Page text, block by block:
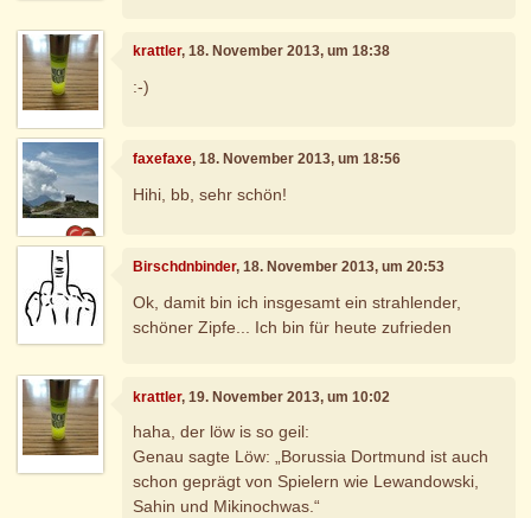
krattler, 18. November 2013, um 18:38
:-)
faxefaxe, 18. November 2013, um 18:56
Hihi, bb, sehr schön!
Birschdnbinder, 18. November 2013, um 20:53
Ok, damit bin ich insgesamt ein strahlender,
schöner Zipfe... Ich bin für heute zufrieden
krattler, 19. November 2013, um 10:02
haha, der löw is so geil:
Genau sagte Löw: „Borussia Dortmund ist auch
schon geprägt von Spielern wie Lewandowski,
Sahin und Mikinochwas.“